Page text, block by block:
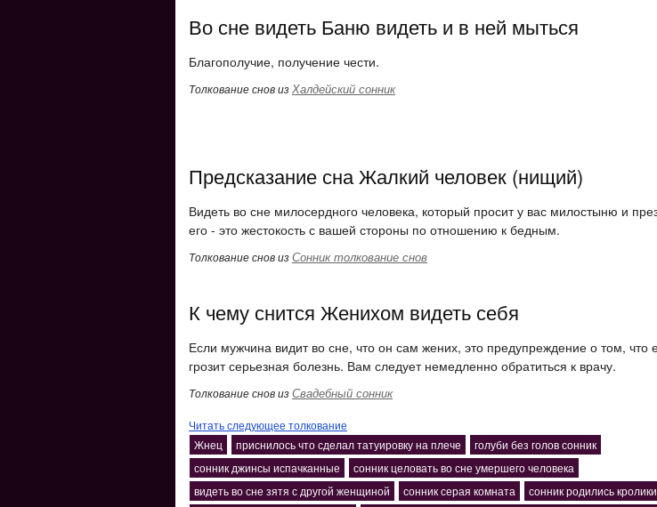
Во сне видеть Баню видеть и в ней мыться
Благополучие, получение чести.
Толкование снов изХалдейский сонник
Предсказание сна Жалкий человек (нищий)
Видеть во сне милосердного человека, который просит у вас милостыню и
его - это жестокость с вашей стороны по отношению к бедным.
Толкование снов изСонник толкование снов
К чему снится Женихом видеть себя
Если мужчина видит во сне, что он сам жених, это предупреждение о том, что
грозит серьезная болезнь. Вам следует немедленно обратиться к врачу.
Толкование снов изСвадебный сонник
Читать следующее толкование
Жнец
приснилось что сделал татуировку на плече
голуби без голов сонник
сонник джинсы испачканные
сонник целовать во сне умершего человека
видеть во сне зятя с другой женщиной
сонник серая комната
сонник родились кролики